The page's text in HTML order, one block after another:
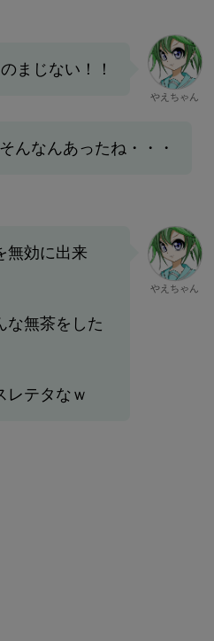
まじない！！
やえちゃん
んなんあったね・・・
無効に出来
な無茶をした
レテタなｗ
やえちゃん